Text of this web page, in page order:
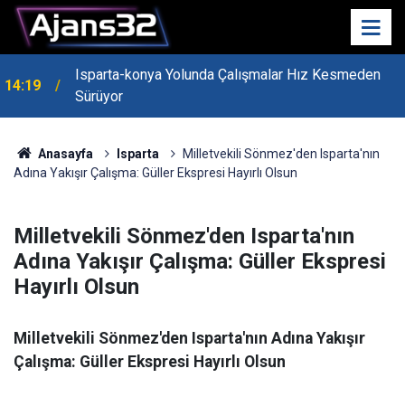
14:19
Isparta-konya Yolunda Çalışmalar Hız Kesmeden
Sürüyor
Anasayfa Isparta
Milletvekili Sönmez'den Isparta'nın
Adına Yakışır Çalışma: Güller Ekspresi Hayırlı Olsun
Milletvekili Sönmez'den Isparta'nın
Adına Yakışır Çalışma: Güller Ekspresi
Hayırlı Olsun
Milletvekili Sönmez'den Isparta'nın Adına Yakışır
Çalışma: Güller Ekspresi Hayırlı Olsun